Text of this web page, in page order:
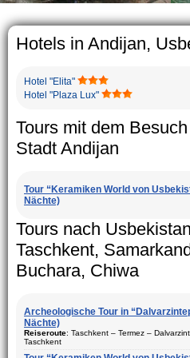
Hotels in Andijan,
Hotel "Elita"
Hotel "Plaza Lux"
Tours mit dem
Stadt Andijan
Tour “Keramiken World von
Nächte)
Tours nach
Taschkent,
Buchara, Chiwa
Archeologische Tour in
Nächte)
Reiseroute: Taschkent – Termez –
Taschkent